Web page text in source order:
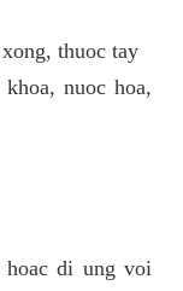
thuoc tay
nuoc hoa,
hoac di ung voi